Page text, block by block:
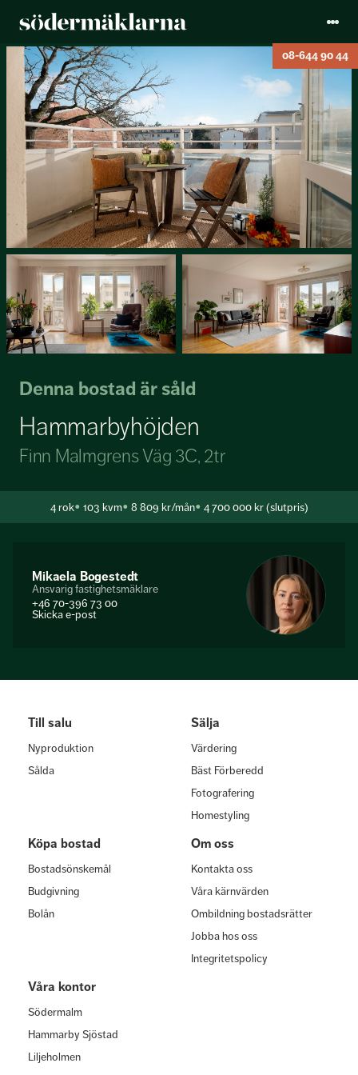
08-644 90 44
Denna bostad är såld
Finn Malmgrens Väg 3C, 2tr
Hammarbyhöjden
4rok 103 kvm 8 809 kr/mån 4 700 000 kr (slutpris)
Mikaela Bogestedt
Ansvarig fastighetsmäklare
+46 70-396 73 00
Skicka e-post
Till salu
Nyproduktion
Sålda
Sälja
Värdering
Bäst Förberedd
Fotografering
Homestyling
Köpa bostad
Bostadsönskemål
Budgivning
Bolån
Om oss
Kontakta oss
Våra kärnvärden
Ombildning bostadsrätter
Jobba hos oss
Integritetspolicy
Våra kontor
Södermalm
Hammarby Sjöstad
Liljeholmen